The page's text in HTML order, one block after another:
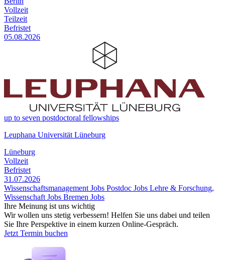
Vollzeit
Teilzeit
Befristet
05.08.2026
up to seven postdoctoral fellowships
Leuphana Universität Lüneburg
Lüneburg
Vollzeit
Befristet
31.07.2026
Wissenschaftsmanagement Jobs Postdoc Jobs Lehre & Forschung,
Wissenschaft Jobs Bremen Jobs
Ihre Meinung ist uns wichtig
Wir wollen uns stetig verbessern! Helfen Sie uns dabei und teilen
Sie Ihre Perspektive in einem kurzen Online-Gespräch.
Jetzt Termin buchen